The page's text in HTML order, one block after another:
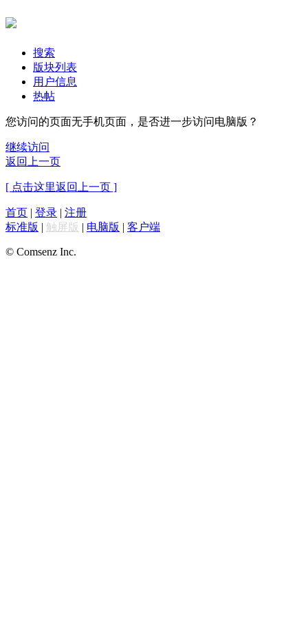
搜索
版块列表
用户信息
热帖
您访问的页面无手机页面，是否进一步访问电脑版？
继续访问
返回上一页
[ 点击这里返回上一页 ]
首页 | 登录 | 注册
标准版 | 触屏版 | 电脑版 | 客户端
© Comsenz Inc.